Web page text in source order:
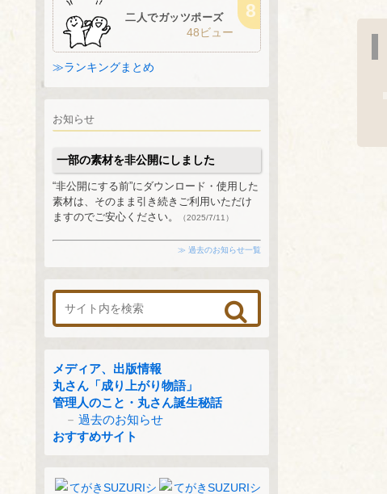
二人でガッツポーズ
48ビュー
≫ランキングまとめ
お知らせ
一部の素材を非公開にしました
“非公開にする前”にダウンロード・使用した
素材は、そのまま引き続きご利用いただけ
ますのでご安心ください。
（2025/7/11）
≫ 過去のお知らせ一覧
メディア、出版情報
丸さん「成り上がり物語」
管理人のこと・丸さん誕生秘話
過去のお知らせ
おすすめサイト